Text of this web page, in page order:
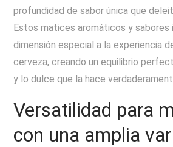
profundidad de sabor única que
Estos matices aromáticos y sabores
dimensión especial a la experiencia
cerveza, creando un equilibrio
y lo dulce que la hace
Versatilidad para
con una amplia